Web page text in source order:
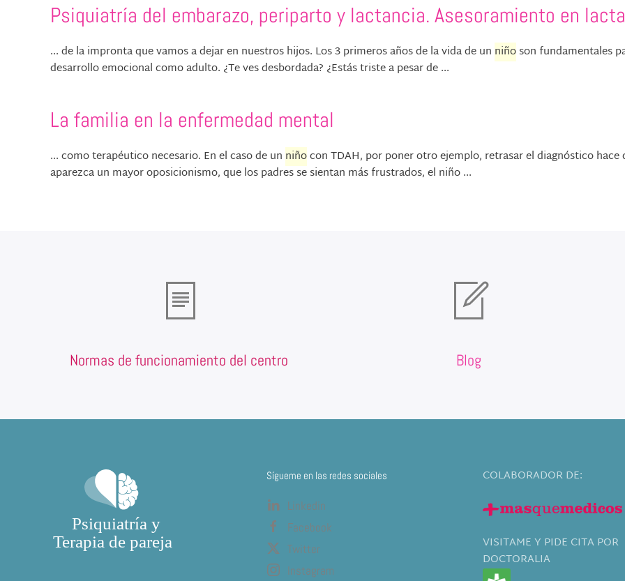
Psiquiatría del embarazo, periparto y lactancia. Asesoramiento en
... de la impronta que vamos a dejar en nuestros hijos. Los 3 primeros años de la vida de un niñoson fundamentales
desarrollo emocional como adulto. ¿Te ves desbordada? ¿Estás triste a pesar de ...
La familia en la enfermedad mental
... como terapéutico necesario. En el caso de un niñocon TDAH, por poner otro ejemplo, retrasar el diagnóstico hace
aparezca un mayor oposicionismo, que los padres se sientan más frustrados, el niño ...
Normas de funcionamiento del centro Blog
Sígueme en las redes sociales
Linkedin
Facebook
Twitter
Instagram
COLABORADOR DE:
VISITAME Y PIDE CITA POR
DOCTORALIA